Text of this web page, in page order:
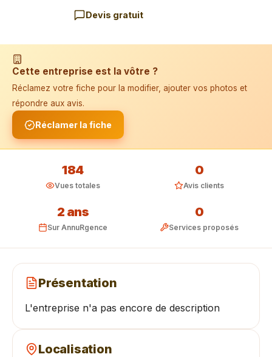
Devis gratuit
Cette entreprise est la vôtre ?
Réclamez votre fiche pour la modifier, ajouter vos photos et
répondre aux avis.
Réclamer la fiche
184
Vues totales
0
Avis clients
2 ans
Sur AnnuRgence
0
Services proposés
Présentation
L'entreprise n'a pas encore de description
Localisation